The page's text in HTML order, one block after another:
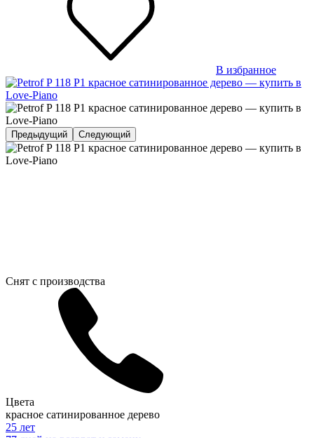
В избранное
Предыдущий Следующий
Снят с производства
Цвета
красное сатинированное дерево
25 лет